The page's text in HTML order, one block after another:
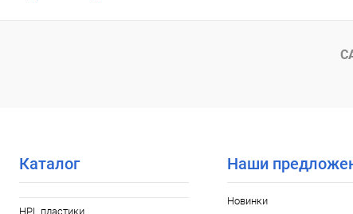
В избранное В наличии В избранное
Каталог
HPL пластики
Наши
Новинки